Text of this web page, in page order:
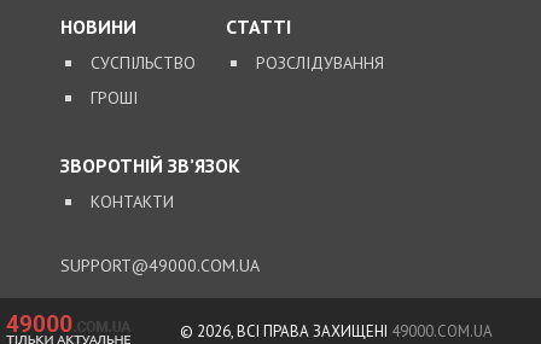
НОВИНИ
СУСПІЛЬСТВО
ГРОШІ
СТАТТІ
РОЗСЛІДУВАННЯ
ЗВОРОТНІЙ ЗВ’ЯЗОК
КОНТАКТИ
SUPPORT@49000.COM.UA
© 2026, ВСІ ПРАВА ЗАХИЩЕНІ 49000.COM.UA